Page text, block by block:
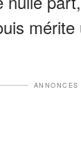
mérite
ANNONCES